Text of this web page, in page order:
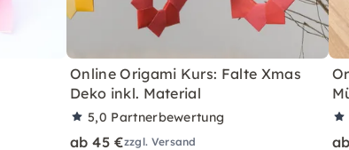
Online Origami Kurs: Falte Xmas
Deko inkl. Material
5,0 Partnerbewertung
ab 45 €zzgl. Versand